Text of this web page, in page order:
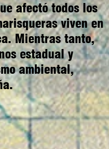
afectó todos los
viven en
Mientras tanto,
estadual y
ambiental,